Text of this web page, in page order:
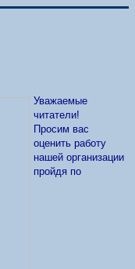
Уважаемые
читатели!
Просим вас
оценить работу
нашей организации
пройдя по